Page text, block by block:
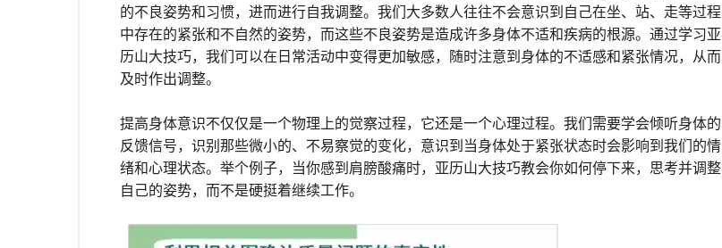
的不良姿势和习惯，进而进行自我调整。我们大多数人往往不会意识到自己在坐、站、走等过程
中存在的紧张和不自然的姿势，而这些不良姿势是造成许多身体不适和疾病的根源。通过学习亚
历山大技巧，我们可以在日常活动中变得更加敏感，随时注意到身体的不适感和紧张情况，从而
及时作出调整。
提高身体意识不仅仅是一个物理上的觉察过程，它还是一个心理过程。我们需要学会倾听身体的
反馈信号，识别那些微小的、不易察觉的变化，意识到当身体处于紧张状态时会影响到我们的情
绪和心理状态。举个例子，当你感到肩膀酸痛时，亚历山大技巧教会你如何停下来，思考并调整
自己的姿势，而不是硬挺着继续工作。